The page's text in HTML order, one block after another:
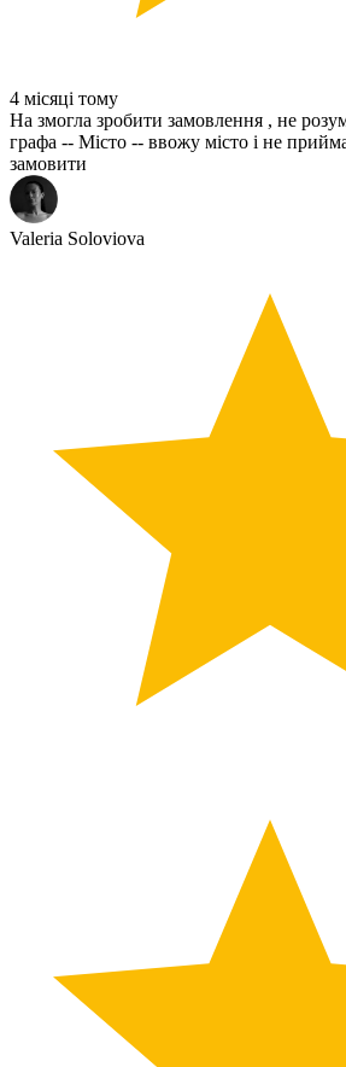
4 місяці тому
На змогла зробити замовлення , не
графа -- Місто -- ввожу місто і не
замовити
Valeria Soloviova